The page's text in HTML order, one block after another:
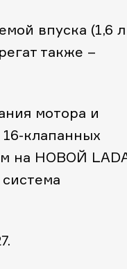
впуска (1,6
также –
мотора и
клапанных
на НОВОЙ